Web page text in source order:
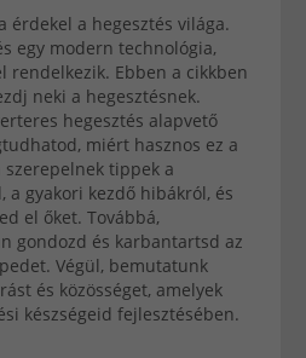
érdekel a hegesztés világa.
egy modern technológia,
rendelkezik. Ebben a cikkben
neki a hegesztésnek.
hegesztés alapvető
miért hasznos ez a
tippek a
a gyakori kezdő hibákról, és
el őket. Továbbá,
gondozd és karbantartsd az
Végül, bemutatunk
és közösséget, amelyek
készségeid fejlesztésében.